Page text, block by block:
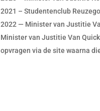
2021 – Studentenclub
2022 — Minister van Justitie
Minister van Justitie Van
opvragen via de site waarna